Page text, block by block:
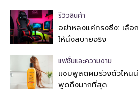
รีวิวสินค้า
อย่าหลงแค่ทรงซิ่ง: เลือ
ให้นั่งสบายจริง
แฟชั่นและความงาม
แชมพูลดผมร่วงตัวไหน
พูดถึงมากที่สุด